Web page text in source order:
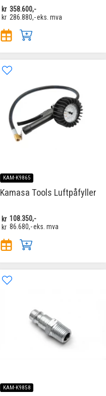
kr 358.600,-
kr 286.880,-eks. mva
KAM-K9865
Kamasa Tools Luftpåfyller
kr 108.350,-
kr 86.680,-eks. mva
KAM-K9858